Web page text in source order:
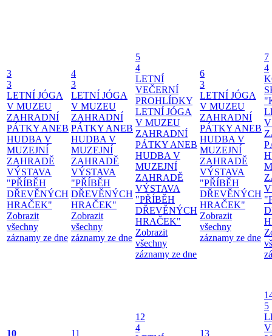
3
3
LETNÍ JÓGA
V MUZEU
ZAHRADNÍ
PÁTKY ANEB
HUDBA V
MUZEJNÍ
ZAHRADĚ
VÝSTAVA
"PŘÍBĚH
DŘEVĚNÝCH
HRAČEK"
Zobrazit
všechny
záznamy ze dne
4
3
LETNÍ JÓGA
V MUZEU
ZAHRADNÍ
PÁTKY ANEB
HUDBA V
MUZEJNÍ
ZAHRADĚ
VÝSTAVA
"PŘÍBĚH
DŘEVĚNÝCH
HRAČEK"
Zobrazit
všechny
záznamy ze dne
5
4
LETNÍ
VEČERNÍ
PROHLÍDKY
LETNÍ JÓGA
V MUZEU
ZAHRADNÍ
PÁTKY ANEB
HUDBA V
MUZEJNÍ
ZAHRADĚ
VÝSTAVA
"PŘÍBĚH
DŘEVĚNÝCH
HRAČEK"
Zobrazit
všechny
záznamy ze dne
6
3
LETNÍ JÓGA
V MUZEU
ZAHRADNÍ
PÁTKY ANEB
HUDBA V
MUZEJNÍ
ZAHRADĚ
VÝSTAVA
"PŘÍBĚH
DŘEVĚNÝCH
HRAČEK"
Zobrazit
všechny
záznamy ze dne
7
4
10
11
12
4
13
5